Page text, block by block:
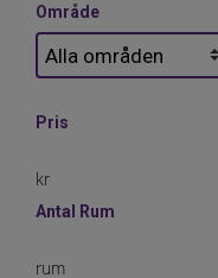
Område
Pris
Antal Rum